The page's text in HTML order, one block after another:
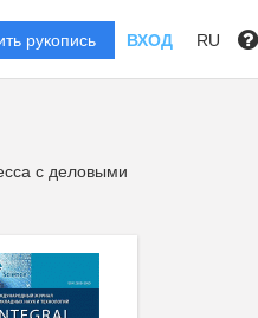
рукопись ВХОД RU
с деловыми